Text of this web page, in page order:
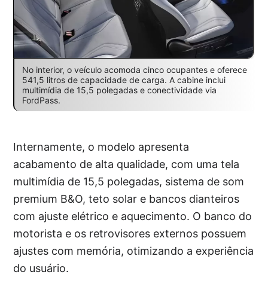
No interior, o veículo acomoda cinco ocupantes e oferece
541,5 litros de capacidade de carga. A cabine inclui
multimídia de 15,5 polegadas e conectividade via
FordPass.
Internamente, o modelo apresenta
acabamento de alta qualidade, com uma tela
multimídia de 15,5 polegadas, sistema de som
premium B&O, teto solar e bancos dianteiros
com ajuste elétrico e aquecimento. O banco do
motorista e os retrovisores externos possuem
ajustes com memória, otimizando a experiência
do usuário.